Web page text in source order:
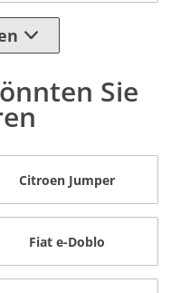
Sie
Citroen Jumper
Fiat e-Doblo